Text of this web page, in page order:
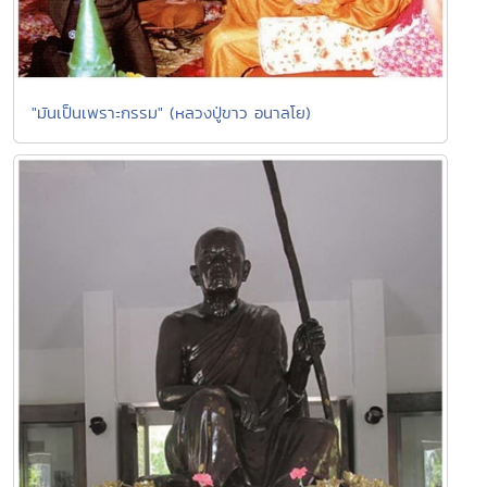
"มันเป็นเพราะกรรม" (หลวงปู่ขาว อนาลโย)